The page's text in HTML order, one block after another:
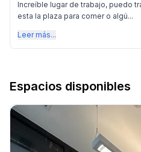
Increíble lugar de trabajo, puedo
esta la plaza para comer o algú...
Leer más...
Espacios disponibles